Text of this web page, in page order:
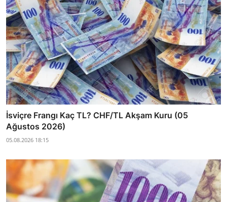
İsviçre Frangı Kaç TL? CHF/TL Akşam Kuru (05
Ağustos 2026)
05.08.2026 18:15